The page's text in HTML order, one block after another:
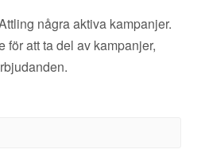
några aktiva kampanjer.
för att ta del av kampanjer,